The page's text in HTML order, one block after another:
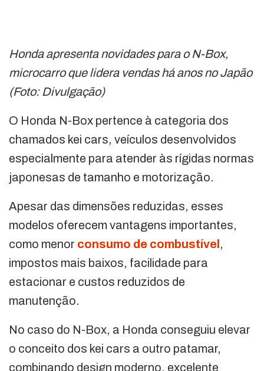
Honda apresenta novidades para o N-Box,
microcarro que lidera vendas há anos no Japão
(Foto: Divulgação)
O Honda N-Box pertence à categoria dos
chamados kei cars, veículos desenvolvidos
especialmente para atender às rígidas normas
japonesas de tamanho e motorização.
Apesar das dimensões reduzidas, esses
modelos oferecem vantagens importantes,
como menor consumo de combustível ,
impostos mais baixos, facilidade para
estacionar e custos reduzidos de
manutenção.
No caso do N-Box, a Honda conseguiu elevar
o conceito dos kei cars a outro patamar,
combinando design moderno, excelente